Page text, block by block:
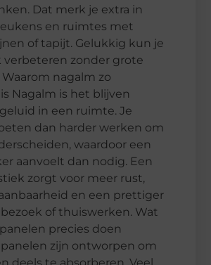
Dat merk je extra in
en ruimtes met
of tapijt. Gelukkig kun je
verbeteren zonder grote
nagalm zo
Nagalm is het blijven
in een ruimte. Je
dan harder werken om
waardoor een
aanvoelt dan nodig. Een
zorgt voor meer rust,
en een prettiger
of thuiswerken. Wat
precies doen
zijn ontworpen om